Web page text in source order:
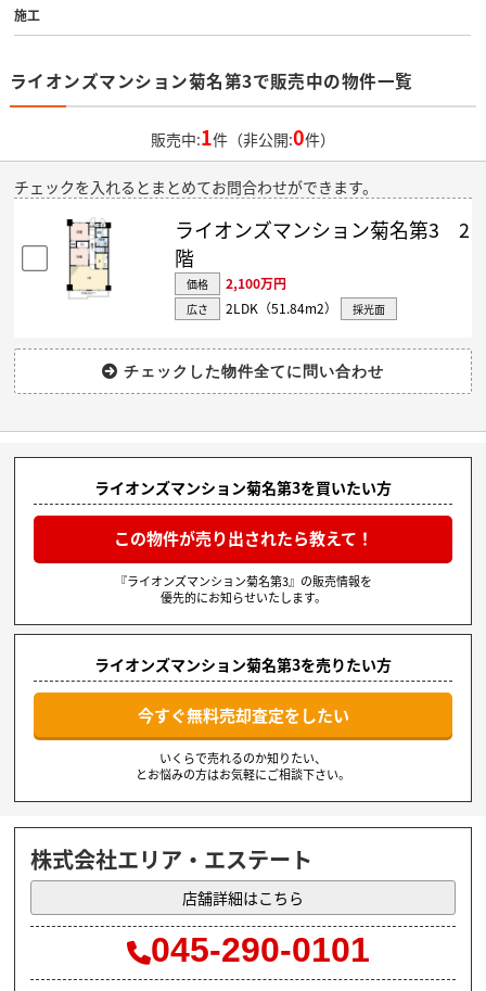
施工
ライオンズマンション菊名第3で販売中の物件一覧
販売中:1件（非公開:0件）
チェックを入れるとまとめてお問合わせができます。
ライオンズマンション菊名第3 2
階
価格 2,100万円
広さ 2LDK（51.84m2） 採光面
ライオンズマンション菊名第3を買いたい方
この物件が売り出されたら教えて！
『ライオンズマンション菊名第3』の販売情報を
優先的にお知らせいたします。
ライオンズマンション菊名第3を売りたい方
今すぐ無料売却査定をしたい
いくらで売れるのか知りたい、
とお悩みの方はお気軽にご相談下さい。
株式会社エリア・エステート
店舗詳細はこちら
045-290-0101